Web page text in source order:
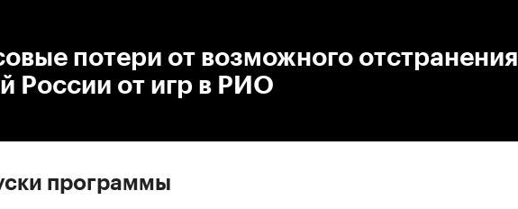
потери от возможного отстранения
России от игр в РИО
программы